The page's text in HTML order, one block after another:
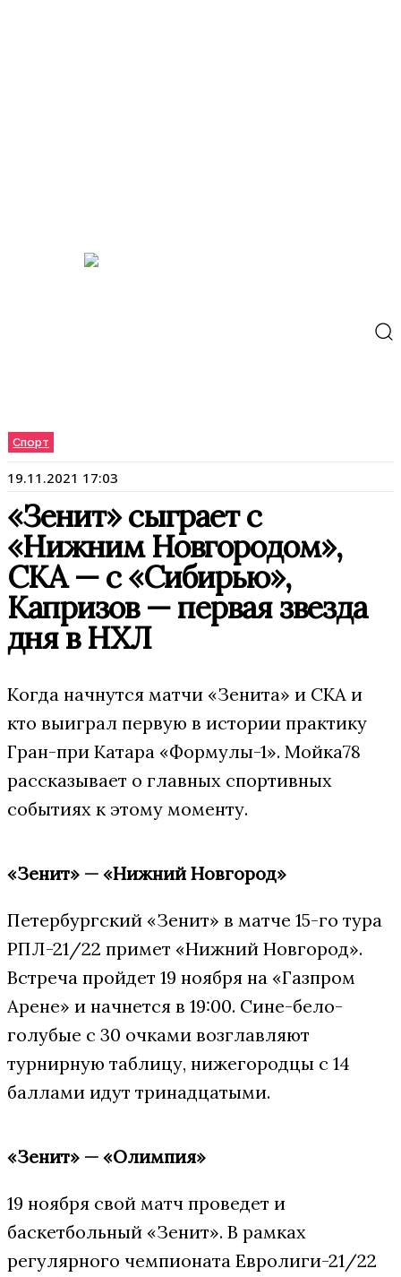
Спорт
19.11.2021 17:03
«Зенит» сыграет с
«Нижним Новгородом»,
СКА — с «Сибирью»,
Капризов — первая звезда
дня в НХЛ
Когда начнутся матчи «Зенита» и СКА и
кто выиграл первую в истории практику
Гран-при Катара «Формулы-1». Мойка78
рассказывает о главных спортивных
событиях к этому моменту.
«Зенит» — «Нижний Новгород»
Петербургский «Зенит» в матче 15-го тура
РПЛ-21/22 примет «Нижний Новгород».
Встреча пройдет 19 ноября на «Газпром
Арене» и начнется в 19:00. Сине-бело-
голубые с 30 очками возглавляют
турнирную таблицу, нижегородцы с 14
баллами идут тринадцатыми.
«Зенит» — «Олимпия»
19 ноября свой матч проведет и
баскетбольный «Зенит». В рамках
регулярного чемпионата Евролиги-21/22